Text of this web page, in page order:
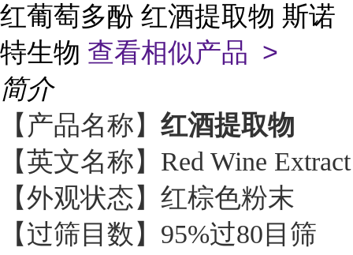
红葡萄多酚 红酒提取物 斯诺
特生物 查看相似产品 >
简介
【产品名称】 红酒提取物
【英文名称】Red Wine Extract
【外观状态】红棕色粉末
【过筛目数】95%过80目筛